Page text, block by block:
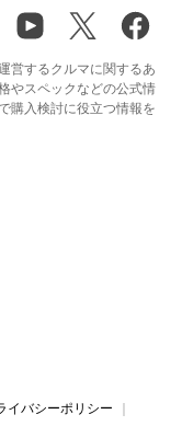
営するクルマに関するあ
やスペックなどの公式情
購入検討に役立つ情報を
イバシーポリシー